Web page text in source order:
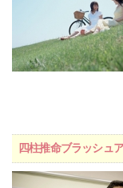
四柱推命ブラッシュ